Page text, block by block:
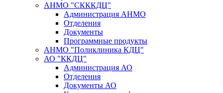
АНМО "СКККДЦ"
Администрация АНМО
Отделения
Документы
Программные продукты
АНМО "Поликлиника КДЦ"
АО "ККДЦ"
Администрация АО
Отделения
Документы АО